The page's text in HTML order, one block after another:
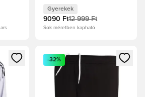
Gyerekek
9090 Ft12 999 Ft
Sok méretben kapható
a bejelentkezéshez vagy a tagként
Megnyit egy modált a
-32%